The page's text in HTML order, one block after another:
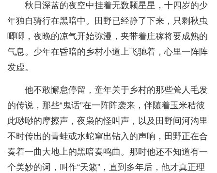
秋日深蓝的夜空中挂着无数颗星星，十四岁的少
年独自骑行在黑暗中。田野已经静了下来，只剩秋虫
唧唧，夜晚的凉气开始弥漫，夹带着庄稼将要成熟的
气息。少年在昏暗的乡村小道上飞驰着，心里一阵阵
发虚。
他不敢懈怠停留，童年关于乡村的那些耸人毛发
的传说，那些“鬼话”在一阵阵袭来，伴随着玉米秸彼
此唦唦的摩擦声，夜枭的怪叫声，以及田野间河沟里
不时传出的青蛙或水蛇窜出钻入的声响，田野正在合
奏着一曲大地上的黑暗奏鸣曲。那时他还不知道有一
个美妙的词，叫作“天籁”，直到多年后，他才真正理